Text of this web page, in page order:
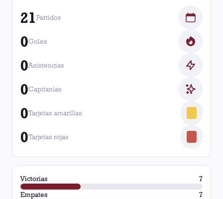
21Partidos
0Goles
0Asistencias
0Capitanías
0Tarjetas amarillas
0Tarjetas rojas
Victorias
7
Empates
7